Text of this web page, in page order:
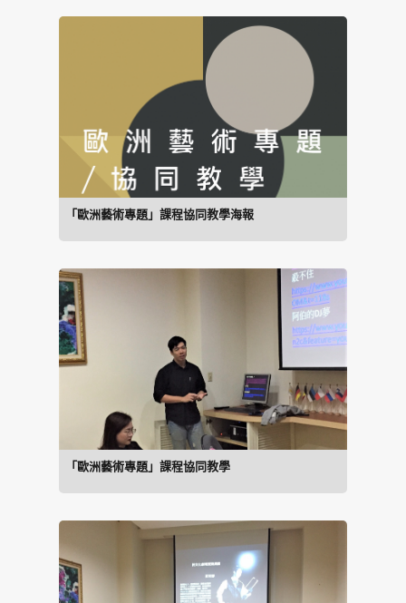
「歐洲藝術專題」課程協同教學海報
「歐洲藝術專題」課程協同教學